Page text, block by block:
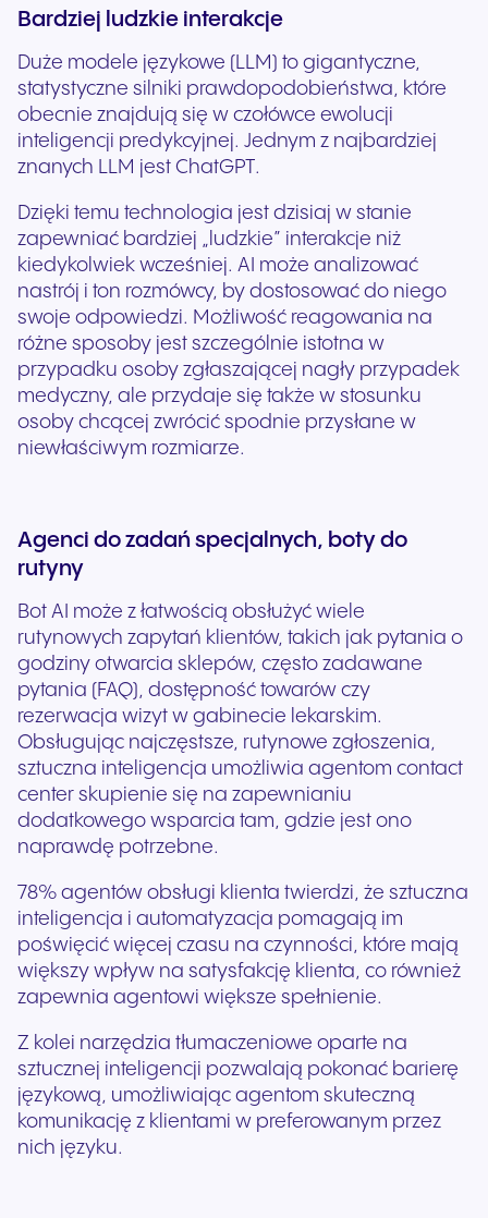
Bardziej ludzkie interakcje
Duże modele językowe (LLM) to gigantyczne,
statystyczne silniki prawdopodobieństwa, które
obecnie znajdują się w czołówce ewolucji
inteligencji predykcyjnej. Jednym z najbardziej
znanych LLM jest ChatGPT.
Dzięki temu technologia jest dzisiaj w stanie
zapewniać bardziej „ludzkie” interakcje niż
kiedykolwiek wcześniej. AI może analizować
nastrój i ton rozmówcy, by dostosować do niego
swoje odpowiedzi. Możliwość reagowania na
różne sposoby jest szczególnie istotna w
przypadku osoby zgłaszającej nagły przypadek
medyczny, ale przydaje się także w stosunku
osoby chcącej zwrócić spodnie przysłane w
niewłaściwym rozmiarze.
Agenci do zadań specjalnych, boty do
rutyny
Bot AI może z łatwością obsłużyć wiele
rutynowych zapytań klientów, takich jak pytania o
godziny otwarcia sklepów, często zadawane
pytania (FAQ), dostępność towarów czy
rezerwacja wizyt w gabinecie lekarskim.
Obsługując najczęstsze, rutynowe zgłoszenia,
sztuczna inteligencja umożliwia agentom contact
center skupienie się na zapewnianiu
dodatkowego wsparcia tam, gdzie jest ono
naprawdę potrzebne.
78% agentów obsługi klienta twierdzi, że sztuczna
inteligencja i automatyzacja pomagają im
poświęcić więcej czasu na czynności, które mają
większy wpływ na satysfakcję klienta, co również
zapewnia agentowi większe spełnienie.
Z kolei narzędzia tłumaczeniowe oparte na
sztucznej inteligencji pozwalają pokonać barierę
językową, umożliwiając agentom skuteczną
komunikację z klientami w preferowanym przez
nich języku.